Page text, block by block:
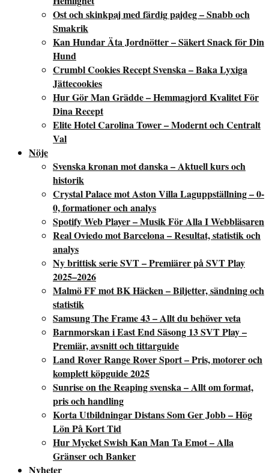
Ost och skinkpaj med färdig pajdeg – Snabb och
Smakrik
Kan Hundar Äta Jordnötter – Säkert Snack för Din
Hund
Crumbl Cookies Recept Svenska – Baka Lyxiga
Jättecookies
Hur Gör Man Grädde – Hemmagjord Kvalitet För
Dina Recept
Elite Hotel Carolina Tower – Modernt och Centralt
Val
Nöje
Svenska kronan mot danska – Aktuell kurs och
historik
Crystal Palace mot Aston Villa Laguppställning – 0-
0, formationer och analys
Spotify Web Player – Musik För Alla I Webbläsaren
Real Oviedo mot Barcelona – Resultat, statistik och
analys
Ny brittisk serie SVT – Premiärer på SVT Play
2025–2026
Malmö FF mot BK Häcken – Biljetter, sändning och
statistik
Samsung The Frame 43 – Allt du behöver veta
Barnmorskan i East End Säsong 13 SVT Play –
Premiär, avsnitt och tittarguide
Land Rover Range Rover Sport – Pris, motorer och
komplett köpguide 2025
Sunrise on the Reaping svenska – Allt om format,
pris och handling
Korta Utbildningar Distans Som Ger Jobb – Hög
Lön På Kort Tid
Hur Mycket Swish Kan Man Ta Emot – Alla
Gränser och Banker
Nyheter